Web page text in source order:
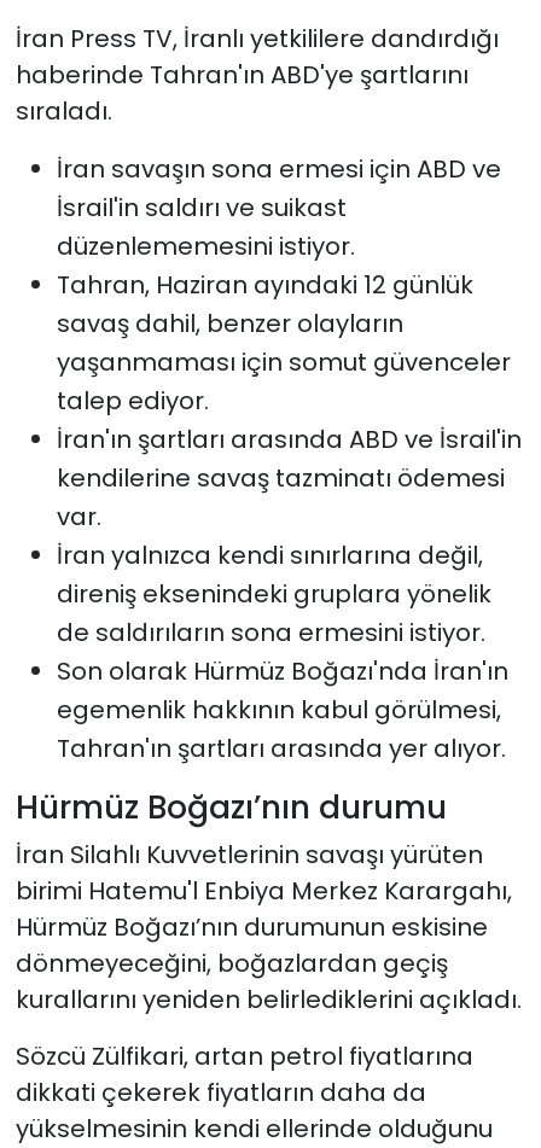
İran Press TV, İranlı yetkililere dandırdığı
haberinde Tahran'ın ABD'ye şartlarını
sıraladı.
İran savaşın sona ermesi için ABD ve
İsrail'in saldırı ve suikast
düzenlememesini istiyor.
Tahran, Haziran ayındaki 12 günlük
savaş dahil, benzer olayların
yaşanmaması için somut güvenceler
talep ediyor.
İran'ın şartları arasında ABD ve İsrail'in
kendilerine savaş tazminatı ödemesi
var.
İran yalnızca kendi sınırlarına değil,
direniş eksenindeki gruplara yönelik
de saldırıların sona ermesini istiyor.
Son olarak Hürmüz Boğazı'nda İran'ın
egemenlik hakkının kabul görülmesi,
Tahran'ın şartları arasında yer alıyor.
Hürmüz Boğazı’nın durumu
İran Silahlı Kuvvetlerinin savaşı yürüten
birimi Hatemu'l Enbiya Merkez Karargahı,
Hürmüz Boğazı’nın durumunun eskisine
dönmeyeceğini, boğazlardan geçiş
kurallarını yeniden belirlediklerini açıkladı.
Sözcü Zülfikari, artan petrol fiyatlarına
dikkati çekerek fiyatların daha da
yükselmesinin kendi ellerinde olduğunu